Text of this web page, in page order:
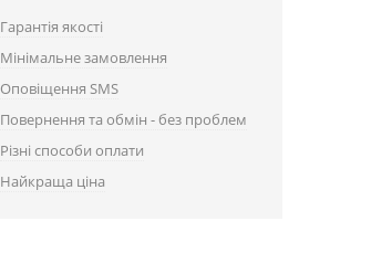
Гарантія якості
Мінімальне замовлення
Оповіщення SMS
Повернення та обмін - без проблем
Різні способи оплати
Найкраща ціна